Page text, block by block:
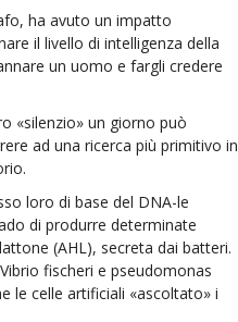
ha avuto un impatto
il livello di intelligenza della
un uomo e fargli credere
«silenzio» un giorno può
ad una ricerca più primitivo in
loro di base del DNA-le
di produrre determinate
(AHL), secreta dai batteri.
fischeri e pseudomonas
le celle artificiali «ascoltato» i